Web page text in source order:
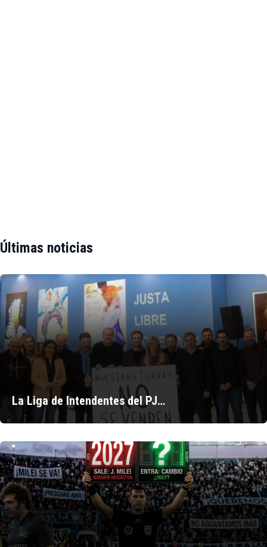
Últimas noticias
La Liga de Intendentes del PJ…